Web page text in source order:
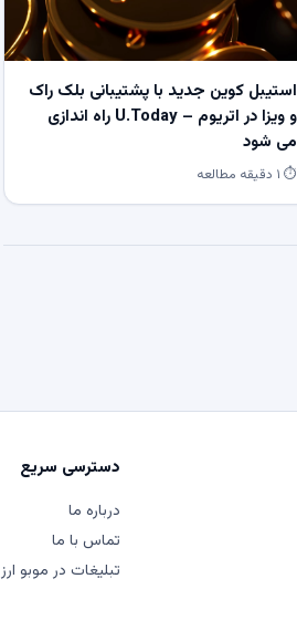
استیبل کوین جدید با پشتیبانی بلک راک
و ویزا در اتریوم – U.Today راه اندازی
می شود
⏱ ۱ دقیقه مطالعه
دسترسی سریع
درباره ما
تماس با ما
تبلیغات در موبو ارز